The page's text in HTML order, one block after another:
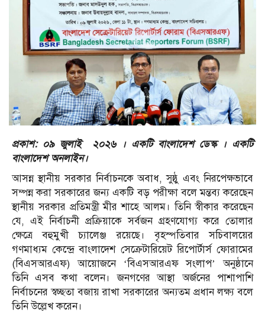
প্রকাশ: ০৯ জুলাই ২০২৬ । একটি বাংলাদেশ ডেস্ক । একটি
বাংলাদেশ অনলাইন।
আসন্ন স্থানীয় সরকার নির্বাচনকে অবাধ, সুষ্ঠু এবং নিরপেক্ষভাবে
সম্পন্ন করা সরকারের জন্য একটি বড় পরীক্ষা বলে মন্তব্য করেছেন
স্থানীয় সরকার প্রতিমন্ত্রী মীর শাহে আলম। তিনি স্বীকার করেছেন
যে, এই নির্বাচনী প্রক্রিয়াকে সর্বজন গ্রহণযোগ্য করে তোলার
ক্ষেত্রে বহুমুখী চ্যালেঞ্জ রয়েছে। বৃহস্পতিবার সচিবালয়ের
গণমাধ্যম কেন্দ্রে বাংলাদেশ সেক্রেটারিয়েট রিপোর্টার্স ফোরামের
(বিএসআরএফ) আয়োজনে ‘বিএসআরএফ সংলাপ’ অনুষ্ঠানে
তিনি এসব কথা বলেন। জনগণের আস্থা অর্জনের পাশাপাশি
নির্বাচনের স্বচ্ছতা বজায় রাখা সরকারের অন্যতম প্রধান লক্ষ্য বলে
তিনি উল্লেখ করেন।